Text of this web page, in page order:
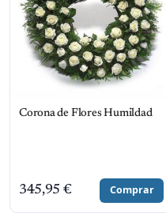
Corona de Flores Humildad
345,95 € Comprar